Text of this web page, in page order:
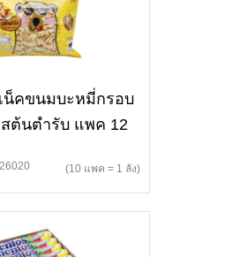
น็คขนมบะหมี่กรอบ
สต้นตำรับ แพค 12
(10 แพค = 1 ลัง)